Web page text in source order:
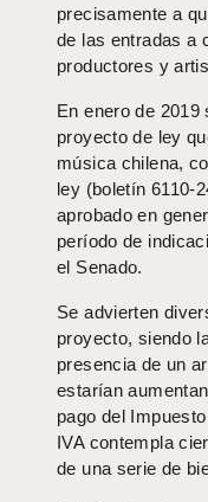
precisamente a
de las entradas a
productores y
En enero de
proyecto de ley
música chilena,
ley (boletín 6110-
aprobado en
período de
el Senado.
Se advierten
proyecto, siendo
presencia de un
estarían
pago del
IVA contempla
de una serie de